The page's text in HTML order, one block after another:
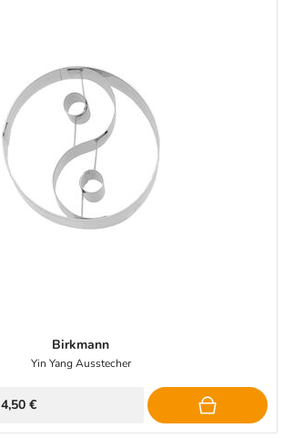
Birkmann
Yin Yang Ausstecher
4,50 €